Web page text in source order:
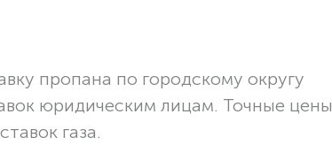
пропана по городскому округу
юридическим лицам. Точные цены
газа.